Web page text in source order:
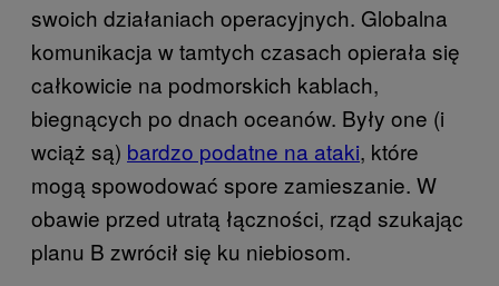
swoich działaniach operacyjnych. Globalna
komunikacja w tamtych czasach opierała się
całkowicie na podmorskich kablach,
biegnących po dnach oceanów. Były one (i
wciąż są) bardzo podatne na ataki, które
mogą spowodować spore zamieszanie. W
obawie przed utratą łączności, rząd szukając
planu B zwrócił się ku niebiosom.